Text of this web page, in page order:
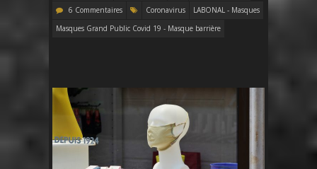
6 Commentaires
Coronavirus
LABONAL - Masques
Masques Grand Public Covid 19 - Masque barrière